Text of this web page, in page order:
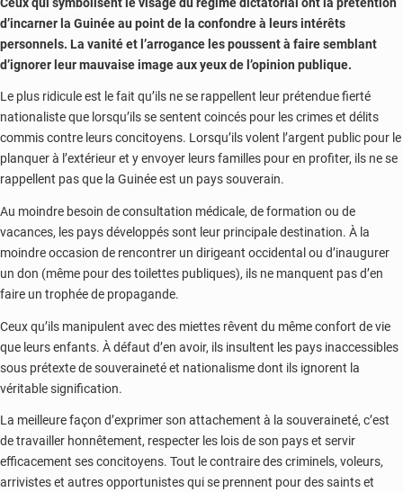
d’incarner la Guinée au point de la confondre à leurs intérêts
personnels. La vanité et l’arrogance les poussent à faire semblant
d’ignorer leur mauvaise image aux yeux de l’opinion publique.
Le plus ridicule est le fait qu’ils ne se rappellent leur prétendue fierté
nationaliste que lorsqu’ils se sentent coincés pour les crimes et délits
commis contre leurs concitoyens. Lorsqu’ils volent l’argent public pour le
planquer à l’extérieur et y envoyer leurs familles pour en profiter, ils ne se
rappellent pas que la Guinée est un pays souverain.
Au moindre besoin de consultation médicale, de formation ou de
vacances, les pays développés sont leur principale destination. À la
moindre occasion de rencontrer un dirigeant occidental ou d’inaugurer
un don (même pour des toilettes publiques), ils ne manquent pas d’en
faire un trophée de propagande.
Ceux qu’ils manipulent avec des miettes rêvent du même confort de vie
que leurs enfants. À défaut d’en avoir, ils insultent les pays inaccessibles
sous prétexte de souveraineté et nationalisme dont ils ignorent la
véritable signification.
La meilleure façon d’exprimer son attachement à la souveraineté, c’est
de travailler honnêtement, respecter les lois de son pays et servir
efficacement ses concitoyens. Tout le contraire des criminels, voleurs,
arrivistes et autres opportunistes qui se prennent pour des saints et